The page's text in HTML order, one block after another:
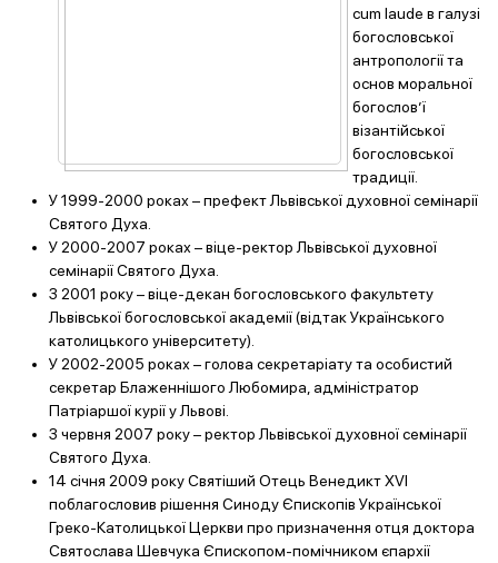
cum laude в галузі
богословської
антропології та
основ моральної
богослов’ї
візантійської
богословської
традиції.
У 1999-2000 роках – префект Львівської духовної семінарії
Святого Духа.
У 2000-2007 роках – віце-ректор Львівської духовної
семінарії Святого Духа.
З 2001 року – віце-декан богословського факультету
Львівської богословської академії (відтак Українського
католицького університету).
У 2002-2005 роках – голова секретаріату та особистий
секретар Блаженнішого Любомира, адміністратор
Патріаршої курії у Львові.
З червня 2007 року – ректор Львівської духовної семінарії
Святого Духа.
14 січня 2009 року Святіший Отець Венедикт XVI
поблагословив рішення Синоду Єпископів Української
Греко-Католицької Церкви про призначення отця доктора
Святослава Шевчука Єпископом-помічником єпархії